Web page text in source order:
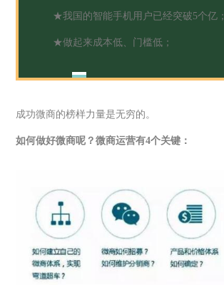
★我国的智能手机用户已经突破5个亿；
★做起来成本低、门槛低；
成功微商的榜样力量是无穷的。
如何做好微商呢？微商运营有4个关键：